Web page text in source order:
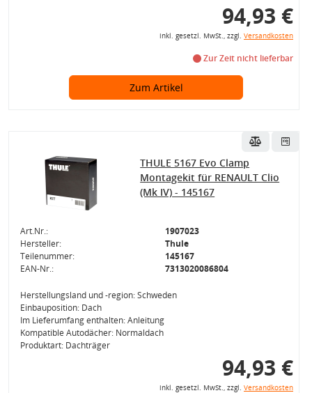
94,93 €
inkl. gesetzl. MwSt., zzgl. Versandkosten
Zur Zeit nicht lieferbar
Zum Artikel
THULE 5167 Evo Clamp
Montagekit für RENAULT Clio
(Mk IV) - 145167
Art.Nr.:
1907023
Hersteller:
Thule
Teilenummer:
145167
EAN-Nr.:
7313020086804
Herstellungsland und -region: Schweden
Einbauposition: Dach
Im Lieferumfang enthalten: Anleitung
Kompatible Autodächer: Normaldach
Produktart: Dachträger
94,93 €
inkl. gesetzl. MwSt., zzgl. Versandkosten